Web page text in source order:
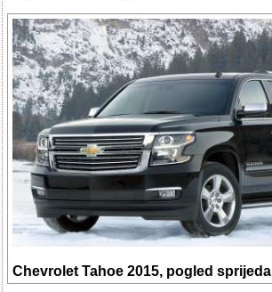
Chevrolet Tahoe 2015, pogled sprijeda